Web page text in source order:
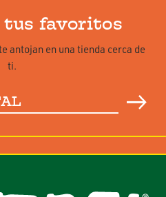
favoritos
antojan en una tienda cerca de
ti.